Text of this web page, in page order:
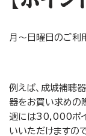
月～日曜日のご利
例えば、成城補聴
器をお買い求めの
週には30,000ポイ
いいただけますの